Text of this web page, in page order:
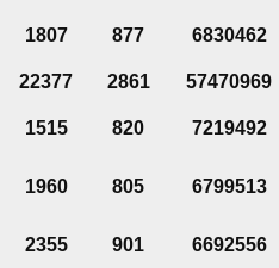
1807 877 6830462
22377 2861
57470969
1515 820 7219492
1960 805 6799513
2355 901 6692556